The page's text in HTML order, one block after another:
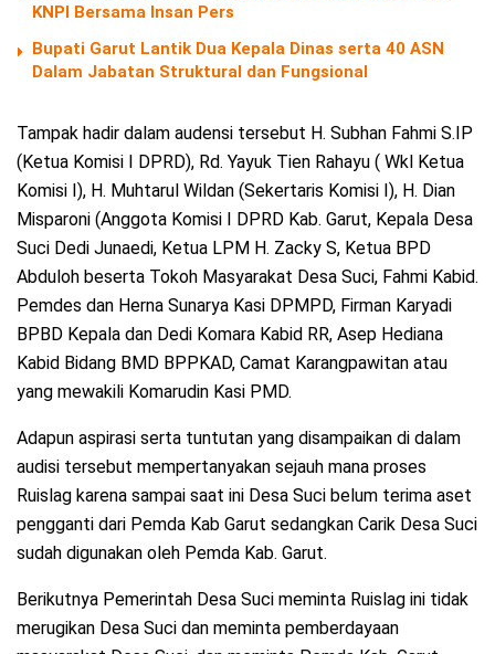
KNPI Bersama Insan Pers
Bupati Garut Lantik Dua Kepala Dinas serta 40 ASN
Dalam Jabatan Struktural dan Fungsional
Tampak hadir dalam audensi tersebut H. Subhan Fahmi S.IP
(Ketua Komisi I DPRD), Rd. Yayuk Tien Rahayu ( Wkl Ketua
Komisi I), H. Muhtarul Wildan (Sekertaris Komisi I), H. Dian
Misparoni (Anggota Komisi I DPRD Kab. Garut, Kepala Desa
Suci Dedi Junaedi, Ketua LPM H. Zacky S, Ketua BPD
Abduloh beserta Tokoh Masyarakat Desa Suci, Fahmi Kabid.
Pemdes dan Herna Sunarya Kasi DPMPD, Firman Karyadi
BPBD Kepala dan Dedi Komara Kabid RR, Asep Hediana
Kabid Bidang BMD BPPKAD, Camat Karangpawitan atau
yang mewakili Komarudin Kasi PMD.
Adapun aspirasi serta tuntutan yang disampaikan di dalam
audisi tersebut mempertanyakan sejauh mana proses
Ruislag karena sampai saat ini Desa Suci belum terima aset
pengganti dari Pemda Kab Garut sedangkan Carik Desa Suci
sudah digunakan oleh Pemda Kab. Garut.
Berikutnya Pemerintah Desa Suci meminta Ruislag ini tidak
merugikan Desa Suci dan meminta pemberdayaan